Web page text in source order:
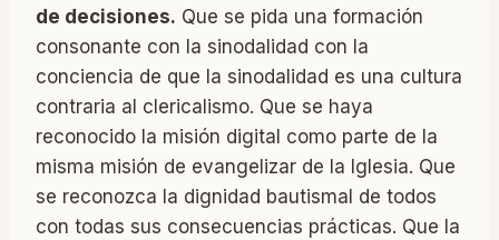
de decisiones. Que se pida una formación
consonante con la sinodalidad con la
conciencia de que la sinodalidad es una cultura
contraria al clericalismo. Que se haya
reconocido la misión digital como parte de la
misma misión de evangelizar de la Iglesia. Que
se reconozca la dignidad bautismal de todos
con todas sus consecuencias prácticas. Que la